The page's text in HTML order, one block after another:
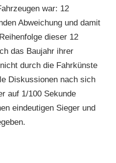
war: 12
Abweichung und damit
dieser 12
das Baujahr ihrer
durch die Fahrkünste
Diskussionen nach sich
auf 1/100 Sekunde
eindeutigen Sieger und